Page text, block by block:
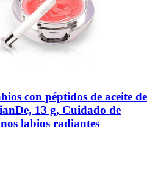
con péptidos de aceite de
13 g, Cuidado de
labios radiantes